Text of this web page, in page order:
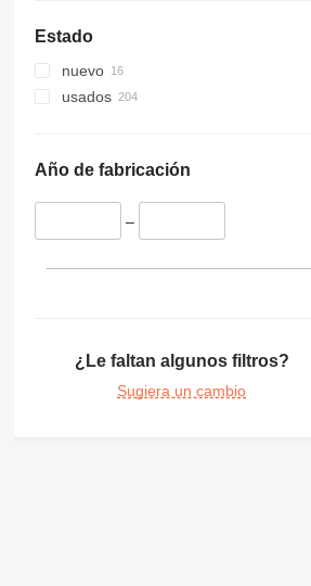
319
320
323
324
340
8014
8015
8025
8026
8052
8055
Estado
nuevo
usados
Año de fabricación
–
¿Le faltan algunos filtros?
Sugiera un cambio